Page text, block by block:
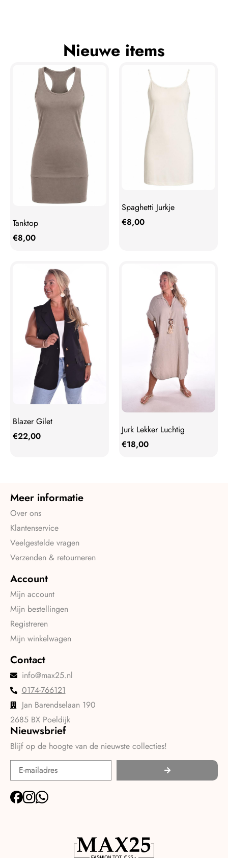
Nieuwe items
Tanktop
€8,00
Spaghetti Jurkje
€8,00
Blazer Gilet
€22,00
Jurk Lekker Luchtig
€18,00
Meer informatie
Over ons
Klantenservice
Veelgestelde vragen
Verzenden & retourneren
Account
Mijn account
Mijn bestellingen
Registreren
Mijn winkelwagen
Contact
info@max25.nl
0174-766121
Jan Barendselaan 190
2685 BX Poeldijk
Nieuwsbrief
Blijf op de hoogte van de nieuwste collecties!